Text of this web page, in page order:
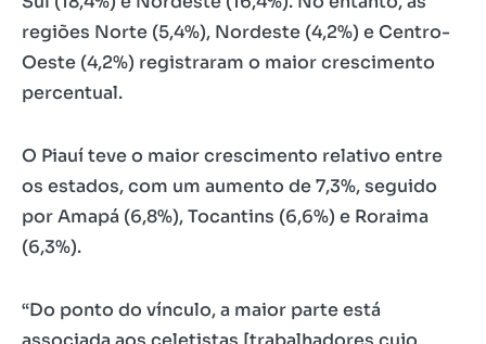
regiões Norte (5,4%), Nordeste (4,2%) e Centro-
Oeste (4,2%) registraram o maior crescimento
percentual.
O Piauí teve o maior crescimento relativo entre
os estados, com um aumento de 7,3%, seguido
por Amapá (6,8%), Tocantins (6,6%) e Roraima
(6,3%).
“Do ponto do vínculo, a maior parte está